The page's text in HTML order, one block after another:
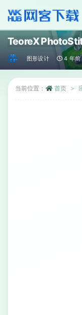
TeoreX
图形设计 4 年前
当前位置： 首页
全部